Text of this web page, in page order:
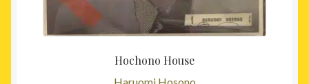
Hochono House